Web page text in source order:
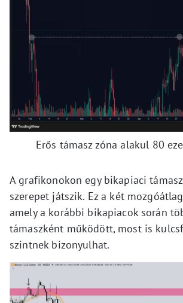
Erős támasz zóna alakul 80
A grafikonokon egy bikapiaci
szerepet játszik. Ez a két
amely a korábbi bikapiacok során
támaszként működött, most is
szintnek bizonyulhat.